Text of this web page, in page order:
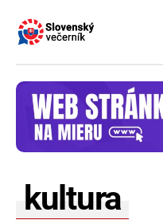
content
kultura